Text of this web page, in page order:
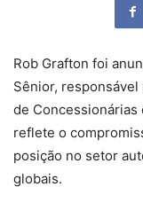
Rob Grafton foi
Sênior,
de Concessionárias
reflete o
posição no setor
globais.